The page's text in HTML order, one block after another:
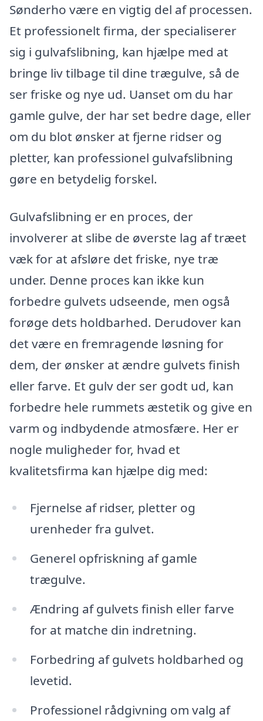
Sønderho være en vigtig del af processen.
Et professionelt firma, der specialiserer
sig i gulvafslibning, kan hjælpe med at
bringe liv tilbage til dine trægulve, så de
ser friske og nye ud. Uanset om du har
gamle gulve, der har set bedre dage, eller
om du blot ønsker at fjerne ridser og
pletter, kan professionel gulvafslibning
gøre en betydelig forskel.
Gulvafslibning er en proces, der
involverer at slibe de øverste lag af træet
væk for at afsløre det friske, nye træ
under. Denne proces kan ikke kun
forbedre gulvets udseende, men også
forøge dets holdbarhed. Derudover kan
det være en fremragende løsning for
dem, der ønsker at ændre gulvets finish
eller farve. Et gulv der ser godt ud, kan
forbedre hele rummets æstetik og give en
varm og indbydende atmosfære. Her er
nogle muligheder for, hvad et
kvalitetsfirma kan hjælpe dig med:
Fjernelse af ridser, pletter og
urenheder fra gulvet.
Generel opfriskning af gamle
trægulve.
Ændring af gulvets finish eller farve
for at matche din indretning.
Forbedring af gulvets holdbarhed og
levetid.
Professionel rådgivning om valg af